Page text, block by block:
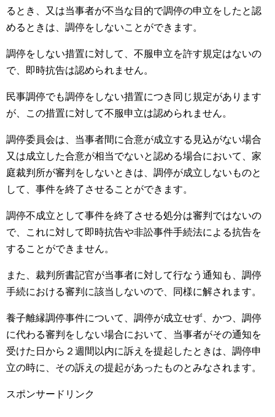
るとき、又は当事者が不当な目的で調停の申立をしたと認
めるときは、調停をしないことができます。
調停をしない措置に対して、不服申立を許す規定はないの
で、即時抗告は認められません。
民事調停でも調停をしない措置につき同じ規定があります
が、この措置に対して不服申立は認められません。
調停委員会は、当事者間に合意が成立する見込がない場合
又は成立した合意が相当でないと認める場合において、家
庭裁判所が審判をしないときは、調停が成立しないものと
して、事件を終了させることができます。
調停不成立として事件を終了させる処分は審判ではないの
で、これに対して即時抗告や非訟事件手続法による抗告を
することができません。
また、裁判所書記官が当事者に対して行なう通知も、調停
手続における審判に該当しないので、同様に解されます。
養子離縁調停事件について、調停が成立せず、かつ、調停
に代わる審判をしない場合において、当事者がその通知を
受けた日から２週間以内に訴えを提起したときは、調停申
立の時に、その訴えの提起があったものとみなされます。
スポンサードリンク